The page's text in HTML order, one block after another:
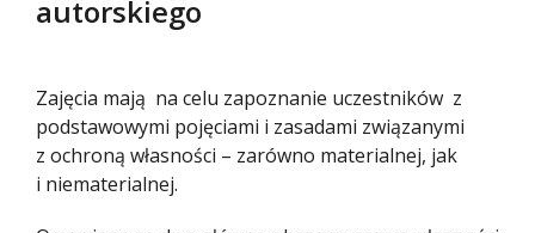
autorskiego
Zajęcia mają na celu zapoznanie uczestników z
podstawowymi pojęciami i zasadami związanymi
z ochroną własności – zarówno materialnej, jak
i niematerialnej.